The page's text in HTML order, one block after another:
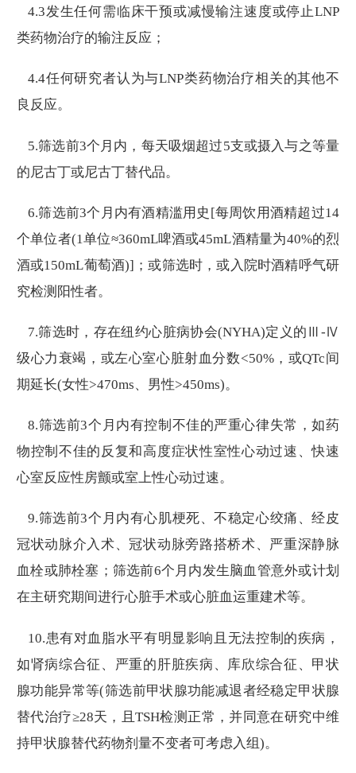
4.3发生任何需临床干预或减慢输注速度或停止LNP
类药物治疗的输注反应；
4.4任何研究者认为与LNP类药物治疗相关的其他不
良反应。
5.筛选前3个月内，每天吸烟超过5支或摄入与之等量
的尼古丁或尼古丁替代品。
6.筛选前3个月内有酒精滥用史[每周饮用酒精超过14
个单位者(1单位≈360mL啤酒或45mL酒精量为40%的烈
酒或150mL葡萄酒)]；或筛选时，或入院时酒精呼气研
究检测阳性者。
7.筛选时，存在纽约心脏病协会(NYHA)定义的Ⅲ-Ⅳ
级心力衰竭，或左心室心脏射血分数<50%，或QTc间
期延长(女性>470ms、男性>450ms)。
8.筛选前3个月内有控制不佳的严重心律失常，如药
物控制不佳的反复和高度症状性室性心动过速、快速
心室反应性房颤或室上性心动过速。
9.筛选前3个月内有心肌梗死、不稳定心绞痛、经皮
冠状动脉介入术、冠状动脉旁路搭桥术、严重深静脉
血栓或肺栓塞；筛选前6个月内发生脑血管意外或计划
在主研究期间进行心脏手术或心脏血运重建术等。
10.患有对血脂水平有明显影响且无法控制的疾病，
如肾病综合征、严重的肝脏疾病、库欣综合征、甲状
腺功能异常等(筛选前甲状腺功能减退者经稳定甲状腺
替代治疗≥28天，且TSH检测正常，并同意在研究中维
持甲状腺替代药物剂量不变者可考虑入组)。